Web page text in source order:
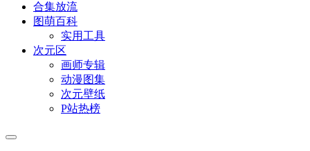
合集放流
图萌百科
实用工具
次元区
画师专辑
动漫图集
次元壁纸
P站热榜